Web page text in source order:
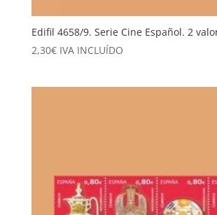
Edifil 4658/9. Serie Cine Español. 2
2,30€ IVA INCLUÍDO